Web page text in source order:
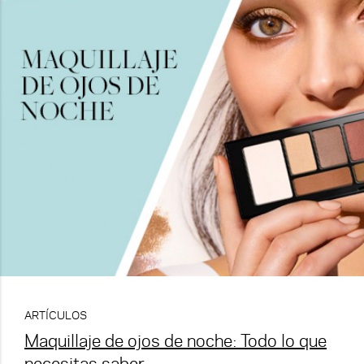
ARTÍCULOS
Maquillaje de ojos de noche: Todo lo que